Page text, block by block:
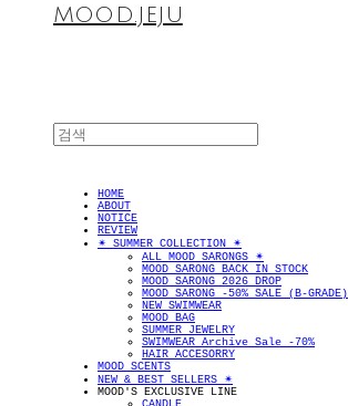
MOOD.JEJU
HOME
ABOUT
NOTICE
REVIEW
✴︎ SUMMER COLLECTION ✴︎
ALL MOOD SARONGS ✴︎
MOOD SARONG BACK IN STOCK
MOOD SARONG 2026 DROP
MOOD SARONG -50% SALE (B-GRADE)
NEW SWIMWEAR
MOOD BAG
SUMMER JEWELRY
SWIMWEAR Archive Sale -70%
HAIR ACCESORRY
MOOD SCENTS
NEW & BEST SELLERS ✴︎
MOOD'S EXCLUSIVE LINE